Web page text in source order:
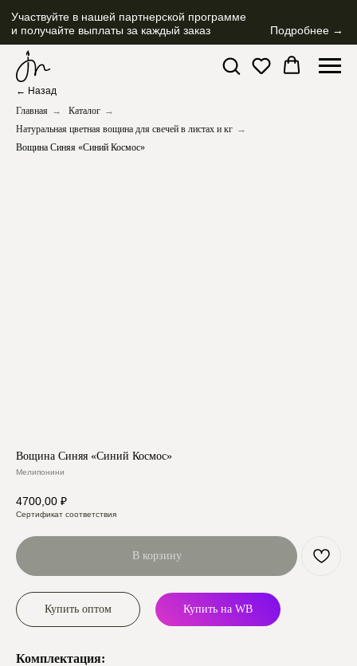
Участвуйте в нашей партнерской программе
и получайте выплаты за каждый заказ Подробнее →
← Назад
Главная → Каталог →
Натуральная цветная вощина для свечей в листах и кг →
Вощина Синяя «Синий Космос»
Вощина Синяя «Синий Космос»
Мелипонини
4700,00 ₽
Сертификат соответствия
В корзину
Купить оптом Купить на WB
Комплектация: